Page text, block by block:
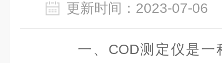
更新时间：2023-07-
一、COD测定仪是一